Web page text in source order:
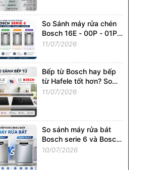
So Sánh máy rửa chén
Bosch 16E - 00P - 01P -
02P: Model Nào Đáng
11/07/2026
Bếp từ Bosch hay bếp
từ Hafele tốt hơn? So
sánh chi tiết từ A - Z
11/07/2026
So sánh máy rửa bát
Bosch serie 6 và Bosch
Serie 8: Có đáng chi
10/07/2026